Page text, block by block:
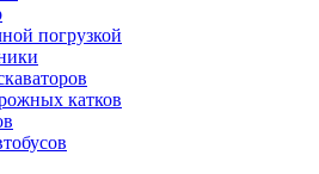
погрузкой
катков